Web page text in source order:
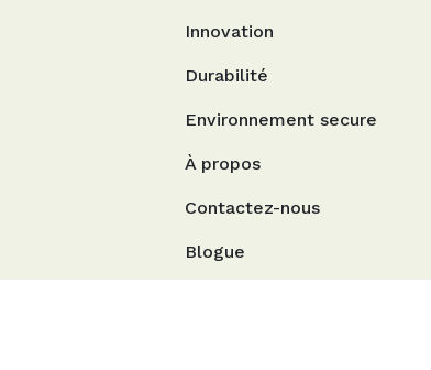
Innovation
Durabilité
Environnement secure
À propos
Contactez-nous
Blogue